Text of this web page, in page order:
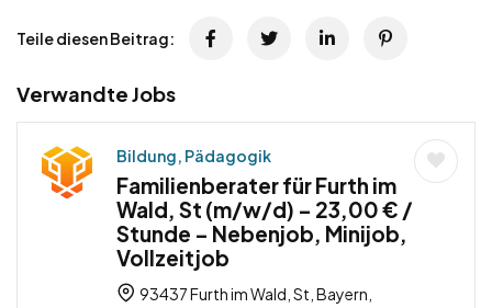
Teile diesen Beitrag:
Verwandte Jobs
Bildung, Pädagogik
Familienberater für Furth im
Wald, St (m/w/d) – 23,00 € /
Stunde – Nebenjob, Minijob,
Vollzeitjob
93437 Furth im Wald, St, Bayern,